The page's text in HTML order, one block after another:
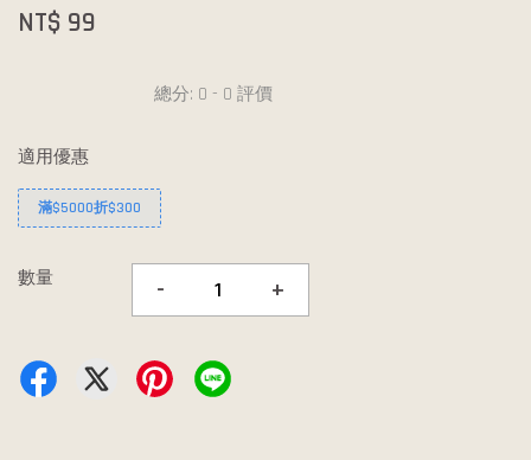
NT$ 99
總分: 0 - 0 評價
適用優惠
滿$5000折$300
數量 - +